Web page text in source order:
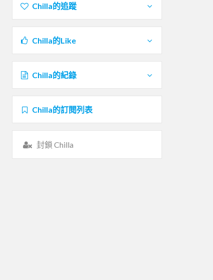
Chilla的追蹤
Chilla的Like
Chilla的紀錄
Chilla的訂閱列表
封鎖 Chilla